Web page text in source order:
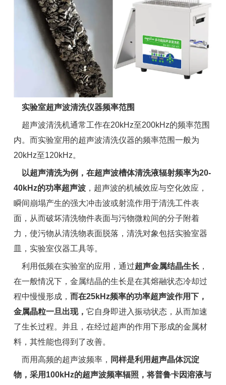
实验室超声波清洗仪器频率范围
超声波清洗机通常工作在20kHz至200kHz的频率范围
内。而实验室用的超声波清洗仪器的频率范围一般为
20kHz至120kHz。
以超声清洗为例，在超声波槽体清洗液辐射频率为20-
40kHz的功率超声波 ，超声波的机械效应与空化效应，
瞬间崩塌产生的强大冲击波或射流作用于清洗工件表
面，从而破坏清洗物件表面与污物微粒间的分子附着
力，使污物从清洗物表面脱落，清洗对象包括实验室器
皿，实验室仪器工具等。
利用低频在实验室的应用，通过超声金属结晶生长 ，
在一般情况下，金属结晶的生长是在其熔融状态冷却过
程中慢慢形成，而在25kHz频率的功率超声波作用下，
金属晶粒一旦出现，它自身即进入振动状态，从而加速
了生长过程。并且，在经过超声的作用下形成的金属材
料，其性能也得到了改善。
而用高频的超声波频率， 同样是利用超声晶体沉淀
物，采用100kHz的超声波频率辐照，将普鲁卡因溶液与